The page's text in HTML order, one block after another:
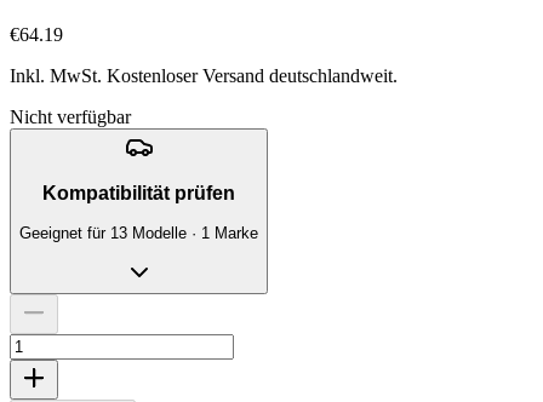
€64.19
Inkl. MwSt. Kostenloser Versand deutschlandweit.
Nicht verfügbar
Kompatibilität prüfen
Geeignet für 13 Modelle · 1 Marke